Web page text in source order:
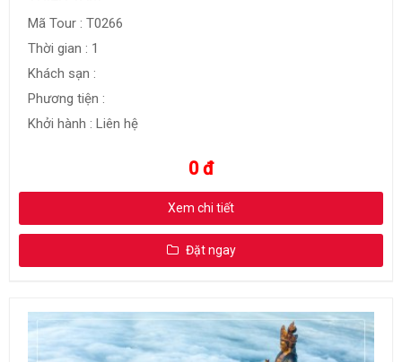
Mã Tour : T0266
Thời gian : 1
Khách sạn :
Phương tiện :
Khởi hành : Liên hệ
0 đ
Xem chi tiết
Đặt ngay